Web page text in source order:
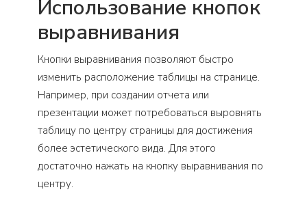
Использование кнопок
выравнивания
Кнопки выравнивания позволяют быстро
изменить расположение таблицы на странице.
Например, при создании отчета или
презентации может потребоваться выровнять
таблицу по центру страницы для достижения
более эстетического вида. Для этого
достаточно нажать на кнопку выравнивания по
центру.